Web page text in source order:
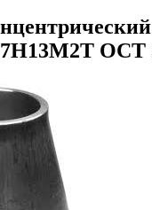
ОСТ